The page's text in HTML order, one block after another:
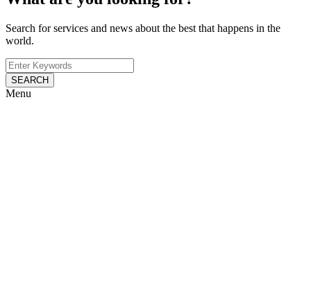
Search for services and news about the best that happens in the
world.
SEARCH
Menu